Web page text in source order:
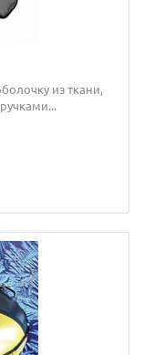
из ткани,